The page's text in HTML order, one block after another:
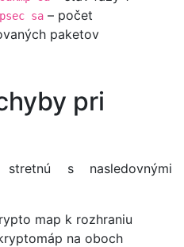
sa – počet
paketov
pri
s nasledovnými
map k rozhraniu
na oboch